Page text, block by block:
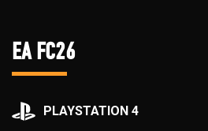
EA FC26
PLAYSTATION 4